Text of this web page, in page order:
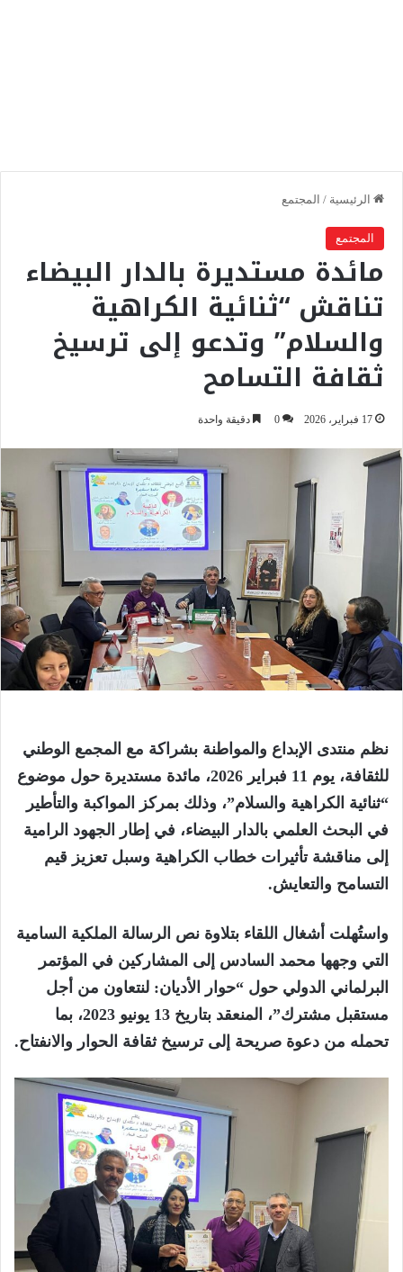
الرئيسية / المجتمع
المجتمع
مائدة مستديرة بالدار البيضاء
تناقش “ثنائية الكراهية
والسلام” وتدعو إلى ترسيخ
ثقافة التسامح
17 فبراير، 2026 0 دقيقة واحدة
نظم منتدى الإبداع والمواطنة بشراكة مع المجمع الوطني
للثقافة، يوم 11 فبراير 2026، مائدة مستديرة حول موضوع
“ثنائية الكراهية والسلام”، وذلك بمركز المواكبة والتأطير
في البحث العلمي بالدار البيضاء، في إطار الجهود الرامية
إلى مناقشة تأثيرات خطاب الكراهية وسبل تعزيز قيم
التسامح والتعايش.
واستُهلت أشغال اللقاء بتلاوة نص الرسالة الملكية السامية
التي وجهها محمد السادس إلى المشاركين في المؤتمر
البرلماني الدولي حول “حوار الأديان: لنتعاون من أجل
مستقبل مشترك”، المنعقد بتاريخ 13 يونيو 2023، بما
تحمله من دعوة صريحة إلى ترسيخ ثقافة الحوار والانفتاح.